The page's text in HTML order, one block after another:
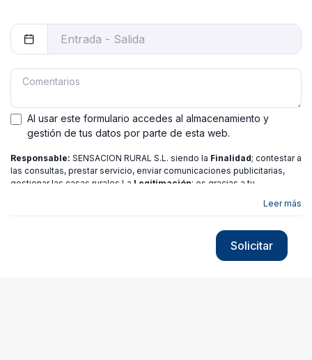
Al usar este formulario accedes al almacenamiento y
gestión de tus datos por parte de esta web.
Responsable: SENSACION RURAL S.L. siendo la Finalidad; contestar a
las consultas, prestar servicio, enviar comunicaciones publicitarias,
gestionar las casas rurales La Legitimación; es gracias a tu
de Acceso,
política de privacidad
Leer más
Solicitar